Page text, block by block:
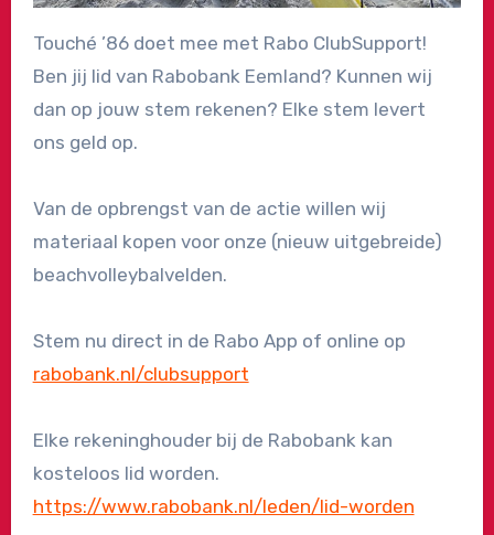
Touché ’86 doet mee met Rabo ClubSupport!
Ben jij lid van Rabobank Eemland? Kunnen wij
dan op jouw stem rekenen? Elke stem levert
ons geld op.
Van de opbrengst van de actie willen wij
materiaal kopen voor onze (nieuw uitgebreide)
beachvolleybalvelden.
Stem nu direct in de Rabo App of online op
rabobank.nl/clubsupport
Elke rekeninghouder bij de Rabobank kan
kosteloos lid worden.
https://www.rabobank.nl/leden/lid-worden